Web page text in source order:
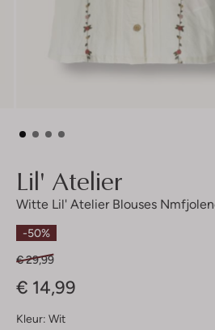
Lil' Atelier
Witte Lil' Atelier Blouses
-50%
€ 29,99
€ 14,99
Kleur: Wit